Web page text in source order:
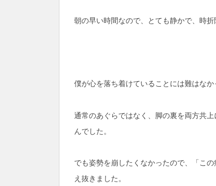
朝の早い時間なので、とても静かで、時
僕が心を落ち着けていることには難はな
通常のあぐらではなく、脚の裏を両方共
んでした。
でも姿勢を崩したくなかったので、「こ
え抜きました。